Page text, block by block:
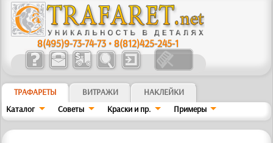
8(495)9-73-74-73 •8(812)425-245-1
ТРАФАРЕТЫ ВИТРАЖИ
НАКЛЕЙКИ
Каталог
Советы Краски и пр. Примеры